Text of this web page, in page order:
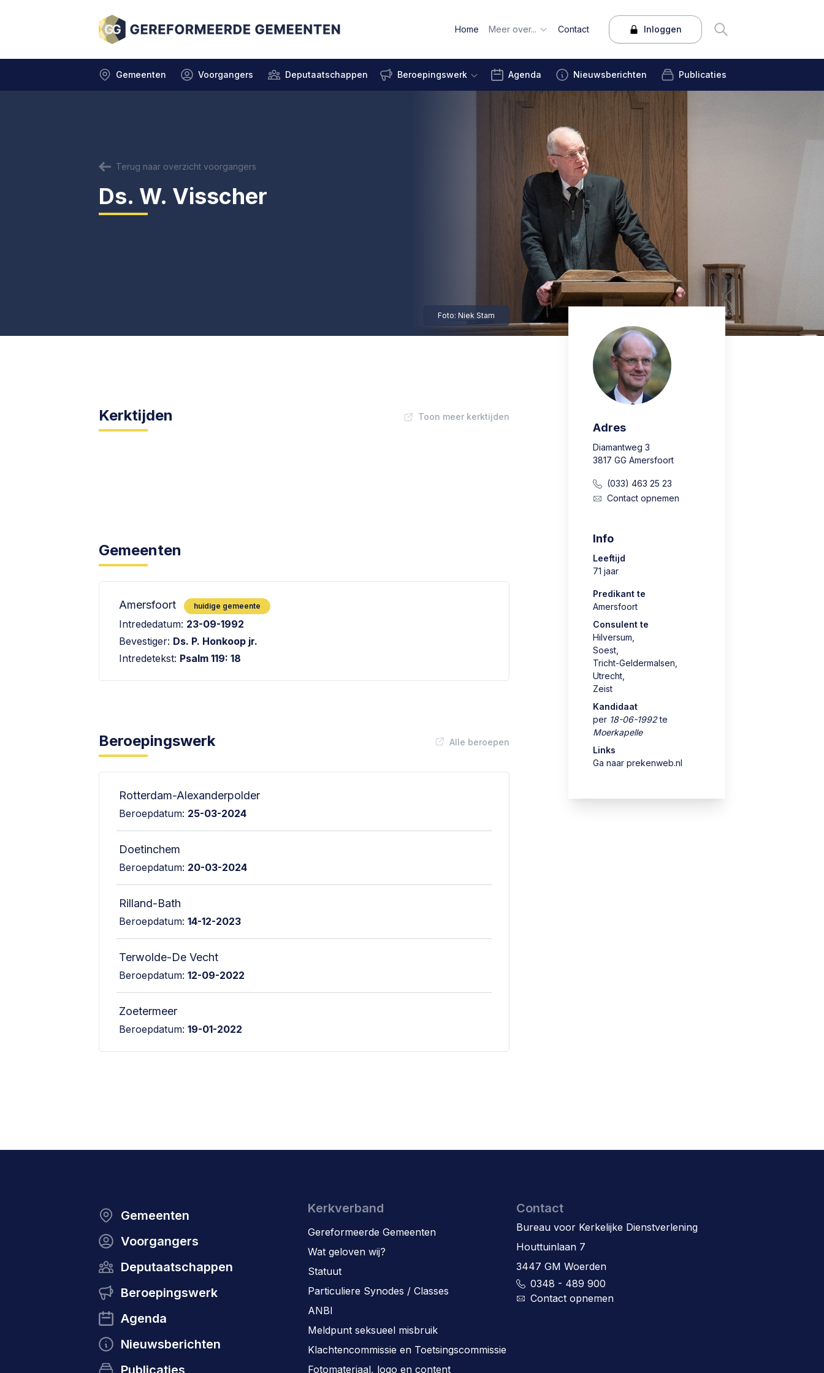
Home Meer over... Contact Inloggen
Gemeenten Voorgangers Deputaatschappen Beroepingswerk Agenda Nieuwsberichten Publicaties
Terug naar overzicht voorgangers
Ds. W. Visscher
Foto: Niek Stam
Kerktijden Toon meer kerktijden
Gemeenten
Amersfoort huidige gemeente
Intrededatum: 23-09-1992
Bevestiger: Ds. P. Honkoop jr.
Intredetekst: Psalm 119: 18
Beroepingswerk Alle beroepen
Rotterdam-Alexanderpolder
Beroepdatum: 25-03-2024
Doetinchem
Beroepdatum: 20-03-2024
Rilland-Bath
Beroepdatum:14-12-2023
Terwolde-De Vecht
Beroepdatum:12-09-2022
Zoetermeer
Beroepdatum:19-01-2022
Adres
Diamantweg 3
3817 GG Amersfoort
(033) 463 25 23
Contact opnemen
Info
Leeftijd
71 jaar
Predikant te
Amersfoort
Consulent te
Hilversum
Soest
Tricht-Geldermalsen
Utrecht
Zeist
Kandidaat
per 18-06-1992te
Moerkapelle
Links
Ga naar prekenweb.nl
Gemeenten
Voorgangers
Deputaatschappen
Beroepingswerk
Agenda
Nieuwsberichten
Publicaties
Kerkverband
Gereformeerde Gemeenten
Wat geloven wij?
Statuut
Particuliere Synodes / Classes
ANBI
Meldpunt seksueel misbruik
Klachtencommissie en Toetsingscommissie
Fotomateriaal, logo en content
Contact
Bureau voor Kerkelijke Dienstverlening
Houttuinlaan 7
3447 GM Woerden
0348 - 489 900
Contact opnemen